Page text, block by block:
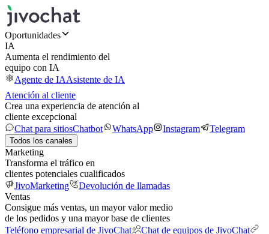
Oportunidades
IA
Aumenta el rendimiento del
equipo con IA
Agente de IAAsistente de IA
Atención al cliente
Crea una experiencia de atención al
cliente excepcional
Chat para sitiosChatbot WhatsApp Instagram Telegram
Todos los canales
Marketing
Transforma el tráfico en
clientes potenciales cualificados
JivoMarketing
Devolución de llamadas
Ventas
Consigue más ventas, un mayor valor medio
de los pedidos y una mayor base de clientes
Teléfono empresarial de JivoChat
Chat de equipos de JivoChat